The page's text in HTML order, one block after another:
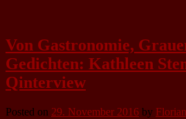
Von Gastronomie,
Gedichten: Kathleen
Qinterview
Posted on 29. November 2016 by